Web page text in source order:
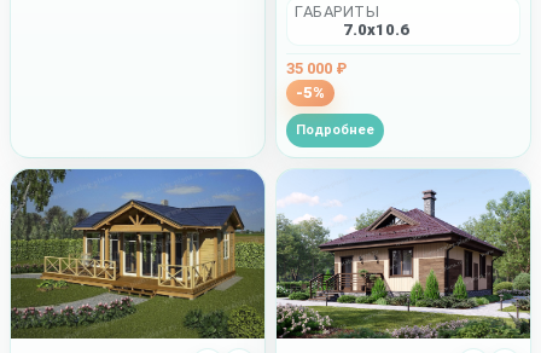
ГАБАРИТЫ
7.0x10.6
35 000 ₽
-5%
Подробнее